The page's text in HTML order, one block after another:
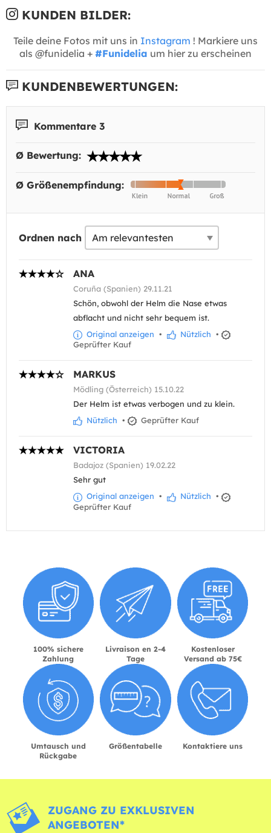
KUNDEN BILDER:
Teile deine Fotos mit uns in Instagram ! Markiere uns
als @funidelia + #Funidelia um hier zu erscheinen
KUNDENBEWERTUNGEN:
Kommentare 3
Ø Bewertung:
Ø Größenempfindung:
Ordnen nach
ANA
Coruña (Spanien) 29.11.21
Schön, obwohl der Helm die Nase etwas
abflacht und nicht sehr bequem ist.
Original anzeigen • Nützlich •
Geprüfter Kauf
MARKUS
Mödling (Österreich) 15.10.22
Der Helm ist etwas verbogen und zu klein.
Nützlich • Geprüfter Kauf
VICTORIA
Badajoz (Spanien) 19.02.22
Sehr gut
Original anzeigen • Nützlich •
Geprüfter Kauf
100% sichere
Zahlung
Livraison en 2-4
Tage
Kostenloser
Versand ab 75€
Umtausch und
Rückgabe
Größentabelle Kontaktiere uns
ZUGANG ZU EXKLUSIVEN
ANGEBOTEN*